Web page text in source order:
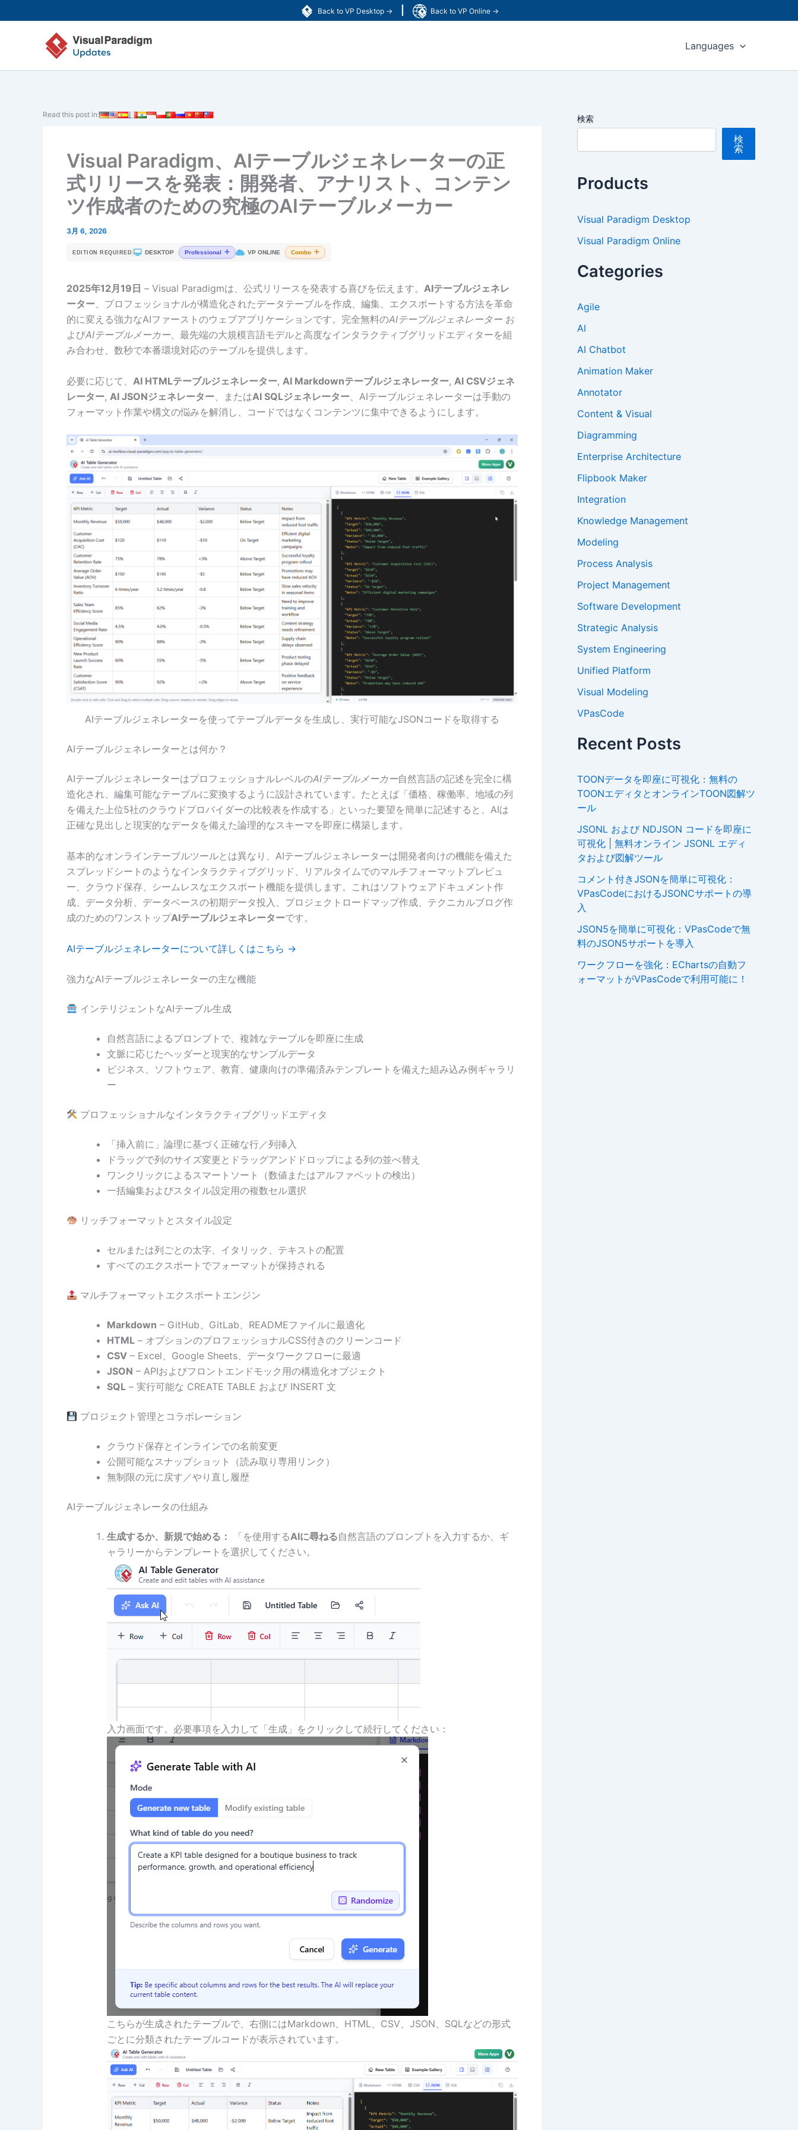
Back to VP Desktop → Back to VP Online →
容
キ
Languages
Read this post in:
Visual Paradigm、AIテーブルジェネレーターの正
式リリースを発表：開発者、アナリスト、コンテン
ツ作成者のための究極のAIテーブルメーカー
3月 6, 2026
EDITION REQUIRED DESKTOP Professional VP ONLINE Combo
2025年12月19日 – Visual Paradigmは、公式リリースを発表する喜びを伝えます。 AIテーブルジェネレ
ーター、プロフェッショナルが構造化されたデータテーブルを作成、編集、エクスポートする方法を革命
的に変える強力なAIファーストのウェブアプリケーションです。完全無料のAIテーブルジェネレーター お
よびAIテーブルメーカー、最先端の大規模言語モデルと高度なインタラクティブグリッドエディターを組
み合わせ、数秒で本番環境対応のテーブルを提供します。
必要に応じて、 AI HTMLテーブルジェネレーター, AI Markdownテーブルジェネレーター, AI CSVジェネ
レーター, AI JSONジェネレーター 、またはAI SQLジェネレーター 、AIテーブルジェネレーターは手動の
フォーマット作業や構文の悩みを解消し、コードではなくコンテンツに集中できるようにします。
AIテーブルジェネレーターを使ってテーブルデータを生成し、実行可能なJSONコードを取得する
AIテーブルジェネレーターとは何か？
AIテーブルジェネレーターはプロフェッショナルレベルのAIテーブルメーカー自然言語の記述を完全に構
造化され、編集可能なテーブルに変換するように設計されています。たとえば「価格、稼働率、地域の列
を備えた上位5社のクラウドプロバイダーの比較表を作成する」といった要望を簡単に記述すると、AIは
正確な見出しと現実的なデータを備えた論理的なスキーマを即座に構築します。
基本的なオンラインテーブルツールとは異なり、AIテーブルジェネレーターは開発者向けの機能を備えた
スプレッドシートのようなインタラクティブグリッド、リアルタイムでのマルチフォーマットプレビュ
ー、クラウド保存、シームレスなエクスポート機能を提供します。これはソフトウェアドキュメント作
成、データ分析、データベースの初期データ投入、プロジェクトロードマップ作成、テクニカルブログ作
成のためのワンストップAIテーブルジェネレーターです。
AIテーブルジェネレーターについて詳しくはこちら →
強力なAIテーブルジェネレーターの主な機能
インテリジェントなAIテーブル生成
自然言語によるプロンプトで、複雑なテーブルを即座に生成
文脈に応じたヘッダーと現実的なサンプルデータ
ビジネス、ソフトウェア、教育、健康向けの準備済みテンプレートを備えた組み込み例ギャラリ
ー
プロフェッショナルなインタラクティブグリッドエディタ
「挿入前に」論理に基づく正確な行／列挿入
ドラッグで列のサイズ変更とドラッグアンドドロップによる列の並べ替え
ワンクリックによるスマートソート（数値またはアルファベットの検出）
一括編集およびスタイル設定用の複数セル選択
リッチフォーマットとスタイル設定
セルまたは列ごとの太字、イタリック、テキストの配置
すべてのエクスポートでフォーマットが保持される
マルチフォーマットエクスポートエンジン
Markdown – GitHub、GitLab、READMEファイルに最適化
HTML – オプションのプロフェッショナルCSS付きのクリーンコード
CSV – Excel、Google Sheets、データワークフローに最適
JSON – APIおよびフロントエンドモック用の構造化オブジェクト
SQL – 実行可能な CREATE TABLE および INSERT 文
プロジェクト管理とコラボレーション
クラウド保存とインラインでの名前変更
公開可能なスナップショット（読み取り専用リンク）
無制限の元に戻す／やり直し履歴
AIテーブルジェネレータの仕組み
生成するか、新規で始める： 「を使用するAIに尋ねる自然言語のプロンプトを入力するか、ギ
ャラリーからテンプレートを選択してください。
入力画面です。必要事項を入力して「生成」をクリックして続行してください：
こちらが生成されたテーブルで、右側にはMarkdown、HTML、CSV、JSON、SQLなどの形式
ごとに分類されたテーブルコードが表示されています。
検索
検
索
Products
Visual Paradigm Desktop
Visual Paradigm Online
Categories
Agile
AI
AI Chatbot
Animation Maker
Annotator
Content & Visual
Diagramming
Enterprise Architecture
Flipbook Maker
Integration
Knowledge Management
Modeling
Process Analysis
Project Management
Software Development
Strategic Analysis
System Engineering
Unified Platform
Visual Modeling
VPasCode
Recent Posts
TOONデータを即座に可視化：無料の
TOONエディタとオンラインTOON図解ツ
ール
JSONL および NDJSON コードを即座に
可視化 | 無料オンライン JSONL エディ
タおよび図解ツール
コメント付きJSONを簡単に可視化：
VPasCodeにおけるJSONCサポートの導
入
JSON5を簡単に可視化：VPasCodeで無
料のJSON5サポートを導入
ワークフローを強化：EChartsの自動フ
ォーマットがVPasCodeで利用可能に！